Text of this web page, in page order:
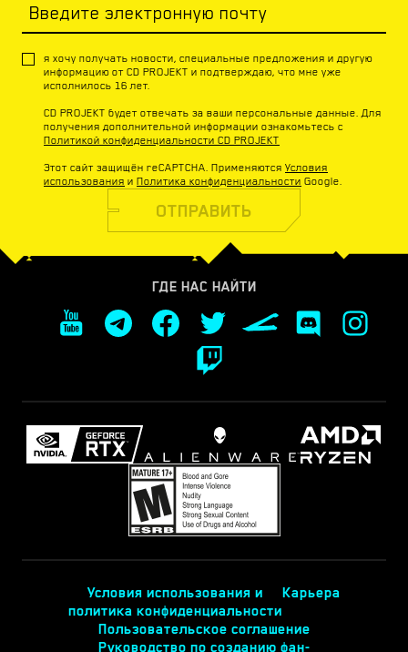
Введите электронную почту
я хочу получать новости, специальные предложения и другую
информацию от CD PROJEKT и подтверждаю, что мне уже
исполнилось 16 лет.
CD PROJEKT будет отвечать за ваши персональные данные. Для
получения дополнительной информации ознакомьтесь с
Политикой конфиденциальности CD PROJEKT
Этот сайт защищён reCAPTCHA. Применяются Условия
использования и Политика конфиденциальности Google.
ОТПРАВИТЬ
ГДЕ НАС НАЙТИ
Условия использования и
политика конфиденциальности
Карьера
Пользовательское соглашение
Руководство по созданию фан-